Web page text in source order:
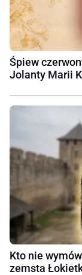
Śpiew
Jolanty Marii
Kto nie
zemsta